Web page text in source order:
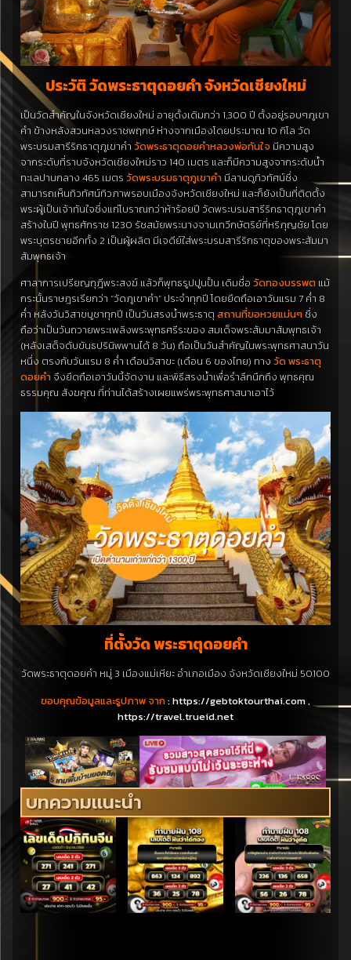
ประวัติ วัดพระธาตุดอยคำ จังหวัดเชียงใหม่
เป็นวัดสำคัญในจังหวัดเชียงใหม่ อายุดั้งเดิมกว่า 1,300 ปี ตั้งอยู่รอบๆภูเขา
คำ ข้างหลังสวนหลวงราชพฤกษ์ ห่างจากเมืองโดยประมาณ 10 กิโล วัด
พระบรมสารีริกธาตุภูเขาคำ วัดพระธาตุดอยคำหลวงพ่อทันใจ มีความสูง
จากระดับที่ราบจังหวัดเชียงใหม่ราว 140 เมตร และก็มีความสูงจากระดับน้ำ
ทะเลปานกลาง 465 เมตร วัดพระบรมธาตุภูเขาคำ มีลานดูทิวทัศน์ซึ่ง
สามารถเห็นทิวทัศน์ทิวภาพรอบเมืองจังหวัดเชียงใหม่ และก็ยังเป็นที่ติดตั้ง
พระผู้เป็นเจ้าทันใจซึ่งแก่โบราณกว่าห้าร้อยปี วัดพระบรมสารีริกธาตุภูเขาคำ
สร้างในปี พุทธศักราช 1230 รัชสมัยพระนางจามเทวีกษัตริย์ที่หริภุญชัย โดย
พระบุตรชายอีกทั้ง 2 เป็นผู้ผลิต มีเจดีย์ใส่พระบรมสารีริกธาตุของพระสัมมา
สัมพุทธเจ้า
ศาลาการเปรียญกุฎีพระสงฆ์ แล้วก็พุทธรูปปูนปั้น เดิมชื่อ วัดทองบรรพต แม้
กระนั้นราษฎรเรียกว่า “วัดภูเขาคำ” ประจำทุกปี โดยยึดถือเอาวันแรม 7 ค่ำ 8
ค่ำ หลังวันวิสาขบูชาทุกปี เป็นวันสรงน้ำพระธาตุ สถานที่ขอหวยแม่นๆ ซึ่ง
ถือว่าเป็นวันถวายพระเพลิงพระพุทธศรีระของ สมเด็จพระสัมมาสัมพุทธเจ้า
(หลังเสด็จดับขันธปรินิพพานได้ 8 วัน) ถือเป็นวันสำคัญในพระพุทธศาสนาวัน
หนึ่ง ตรงกับวันแรม 8 ค่ำ เดือนวิสาขะ (เดือน 6 ของไทย) ทาง วัด พระธาตุ
ดอยคำ จึงยึดถือเอาวันนี้จัดงาน และพิธีสรงน้ำเพื่อรำลึกนึกถึง พุทธคุณ
ธรรมคุณ สังฆคุณ ที่ท่านได้สร้างเผยแพร่พระพุทธศาสนาเอาไว้
ที่ตั้งวัด พระธาตุดอยคำ
วัดพระธาตุดอยคำ หมู่ 3 เมืองแม่เหียะ อำเภอเมือง จังหวัดเชียงใหม่ 50100
ขอบคุณข้อมูลและรูปภาพ จาก: https://gebtoktourthai.com ,
https://travel.trueid.net
บทความแนะนำ